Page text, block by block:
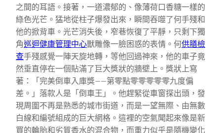
之間的耳語。接著，一道濃郁的、像薄荷口香糖一樣的
綠色光芒。猛地從柱子爆發出來，瞬間吞噬了何手殘和
他的掀背車。光芒消失後，窄巷恢復了平靜，只剩下獨
角巡迴健康管理中心獸雕像一臉困惑的表情。何供膳檢
查手殘感覺一陣天旋地轉，等他回過神來，他的車子竟
然垂直停在一個貼滿了巨大獎狀的牆壁上。獎狀上寫
著：「完美倒車入庫獎——第零點零零零零零九度偏
差。」落款人是「倒車王」。他趕緊從車窗探出頭，發
現周圍不再是熟悉的城市街道，而是一望無際、由無數
白線和編號組成的巨大網格。這裡的空氣聞起來像是新
買的輪胎和劣質香水的混合物，而重力似乎是隨機變化